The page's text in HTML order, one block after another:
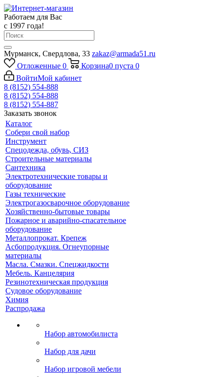
Работаем для Вас
с 1997 года!
Мурманск, Свердлова, 33 zakaz@armada51.ru
Отложенные 0 Корзина0 пуста 0
ВойтиМой кабинет
8 (8152) 554-888
8 (8152) 554-888
8 (8152) 554-887
Заказать звонок
Каталог
Собери свой набор
Инструмент
Спецодежда, обувь, СИЗ
Строительные материалы
Сантехника
Электротехнические товары и
оборудование
Газы технические
Электрогазосварочное оборудование
Хозяйственно-бытовые товары
Пожарное и аварийно-спасательное
оборудование
Металлопрокат. Крепеж
Асбопродукция. Огнеупорные
материалы
Масла. Смазки. Спецжидкости
Мебель. Канцелярия
Резинотехническая продукция
Судовое оборудование
Химия
Распродажа
Набор автомобилиста
Набор для дачи
Набор игровой мебели